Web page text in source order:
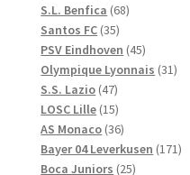
produkter
S.L. Benfica 6868
Santos FC 3535
produkter
PSV Eindhoven 4545
produkter
Olympique Lyonnais 3131
S.S. Lazio 4747
produkter
LOSC Lille 1515
produkter
AS Monaco 3636
produkter
Bayer 04 Leverkusen 171171
Boca Juniors 2525